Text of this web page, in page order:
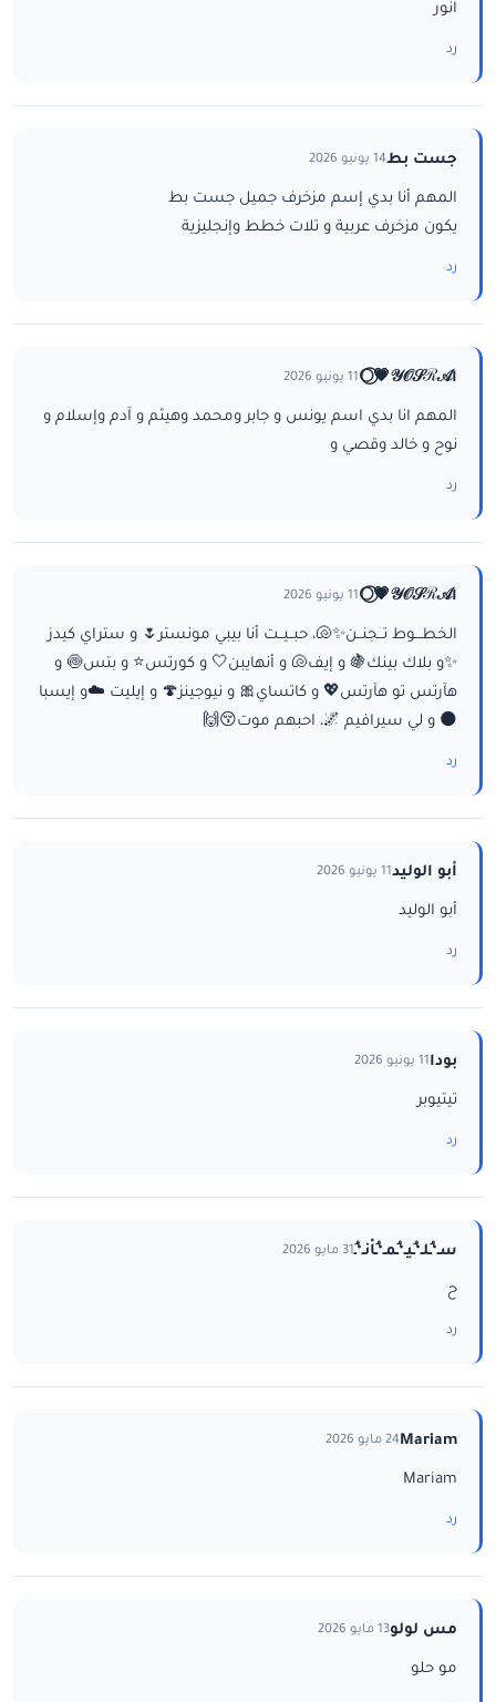
انور
رد
جست بط14 يونيو 2026
المهم أنا بدي إسم مزخرف جميل جست بط
يكون مزخرف عربية و تلات خطط وإنجليزية
رد
ا𝒴𝒪𝒮ℛ𝒜💗⃝🌕 11 يونيو 2026
المهم انا بدي اسم يونس و جابر ومحمد وهيثم و آدم وإسلام و
نوح و خالد وقصي و
رد
ا𝒴𝒪𝒮ℛ𝒜💗⃝🌕 11 يونيو 2026
الخطـــوط تــجنــن✨🐚، حبــيــت أنا بيبي مونستر🌷 و ستراي كيدز
✨و بلاك بينك🍇 و إيف🐚 و أنهايبن🤍 و كورتس⭐ و بتس🍥 و
هآرتس تو هآرتس💖 و كاتساي🎀 و نيوجينز🍄 و إيليت ☁️و إيسبا
🌑 و لي سيرافيم 🌌، احبهم موت😚🙌
رد
أبو الوليد11 يونيو 2026
أبو الوليد
رد
بودا11 يونيو 2026
تيتيوبر
رد
سـ‘ـُلـ‘ـُيـ‘ـُمـ‘ـُاْنـ‘ـُ31 مايو 2026
ح
رد
Mariam24 مايو 2026
Mariam
رد
مس لولو13 مايو 2026
مو حلو